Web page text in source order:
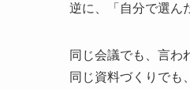
逆に、「自分で選ん
同じ会議でも、言わ
同じ資料づくりでも